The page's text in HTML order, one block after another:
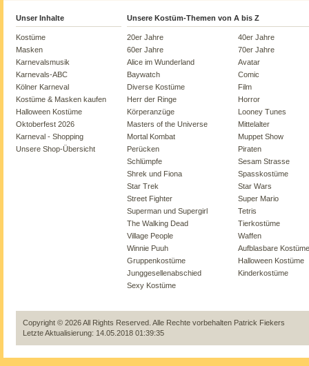
Unser Inhalte
Kostüme
Masken
Karnevalsmusik
Karnevals-ABC
Kölner Karneval
Kostüme & Masken kaufen
Halloween Kostüme
Oktoberfest 2026
Karneval - Shopping
Unsere Shop-Übersicht
Unsere Kostüm-Themen von A bis Z
20er Jahre
40er Jahre
60er Jahre
70er Jahre
Alice im Wunderland
Avatar
Baywatch
Comic
Diverse Kostüme
Film
Herr der Ringe
Horror
Körperanzüge
Looney Tunes
Masters of the Universe
Mittelalter
Mortal Kombat
Muppet Show
Perücken
Piraten
Schlümpfe
Sesam Strasse
Shrek und Fiona
Spasskostüme
Star Trek
Star Wars
Street Fighter
Super Mario
Superman und Supergirl
Tetris
The Walking Dead
Tierkostüme
Village People
Waffen
Winnie Puuh
Aufblasbare Kostüme
Gruppenkostüme
Halloween Kostüme
Junggesellenabschied
Kinderkostüme
Sexy Kostüme
Copyright © 2026 All Rights Reserved. Alle Rechte vorbehalten Patrick Fiekers
Letzte Aktualisierung: 14.05.2018 01:39:35